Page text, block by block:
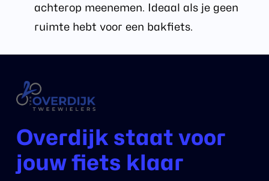
achterop meenemen. Ideaal als je geen
ruimte hebt voor een bakfiets.
Overdijk staat voor
jouw fiets klaar